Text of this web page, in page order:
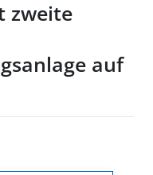
zweite
auf